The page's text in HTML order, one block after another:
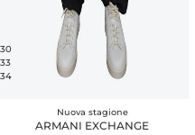
30
33
34
Nuova stagione
ARMANI EXCHANGE